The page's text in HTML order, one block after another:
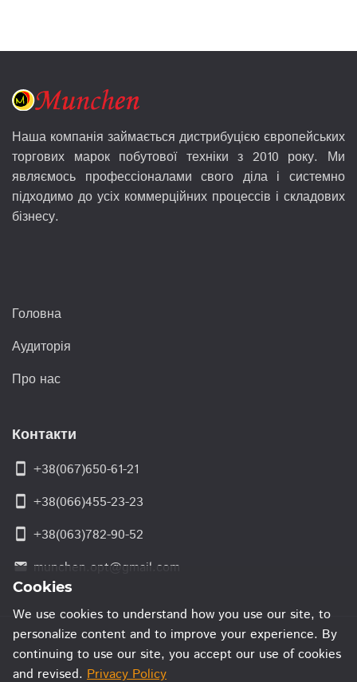
Наша компанія займається дистрибуцією європейських
торгових марок побутової техніки з 2010 року. Ми
являємось профессіоналами свого діла і системно
підходимо до усіх коммерційних процессів і складових
бізнесу.
Головна
Аудиторія
Про нас
Контакти
smartphone +38(067)650-61-21
smartphone +38(066)455-23-23
smartphone +38(063)782-90-52
email munchen.opt@gmail.com
Cookies
We use cookies to understand how you use our site, to
personalize content and to improve your experience. By
continuing to use our site, you accept our use of cookies
and revised. Privacy Policy